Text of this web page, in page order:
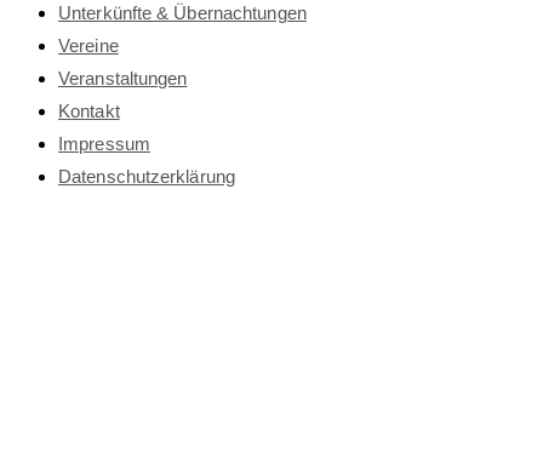
Unterkünfte & Übernachtungen
Vereine
Veranstaltungen
Kontakt
Impressum
Datenschutz­erklärung